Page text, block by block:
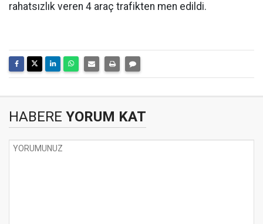
rahatsızlık veren 4 araç trafikten men edildi.
HABERE YORUM KAT